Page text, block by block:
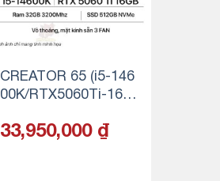
CREATOR 65 (i5-146
00K/RTX5060Ti-16G
SSD NVMe)
33,950,000 ₫